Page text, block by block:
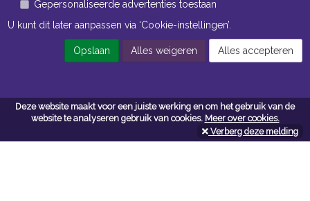
Deze website maakt voor een juiste werking en om het gebruik van de
website te analyseren gebruik van cookies. Meer over cookies.
Verberg deze melding
Contacteer ons
Leopoldlei 54
Gepersonaliseerde advertenties toestaan
U kunt dit later aanpassen via ‘Cookie-instellingen’.
Opslaan Alles weigeren Alles accepteren